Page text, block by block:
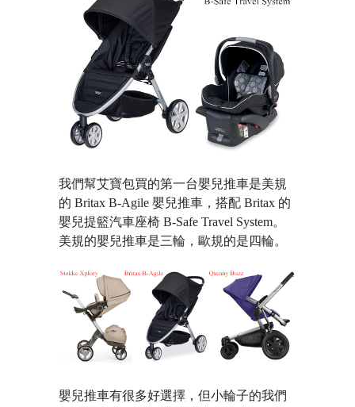
我們幫艾寶包買的第一台嬰兒推車是美規
的 Britax B-Agile 嬰兒推車，搭配 Britax 的
嬰兒提籃汽車座椅 B-Safe Travel System。
美規的嬰兒推車是三輪，歐規的是四輪。
嬰兒推車有很多好選擇，但小輪子的我們